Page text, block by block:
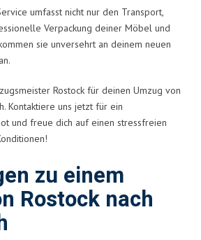
umfasst nicht nur den Transport,
Verpackung deiner Möbel und
sie unversehrt an deinem neuen
Rostock für deinen Umzug von
Kontaktiere uns jetzt für ein
und freue dich auf einen stressfreien
zu einem
Rostock nach